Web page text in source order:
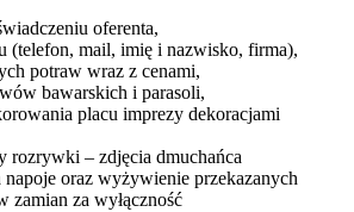
oferenta,
(telefon, mail, imię i nazwisko, firma),
potraw wraz z cenami,
bawarskich i parasoli,
placu imprezy dekoracjami
rozrywki – zdjęcia dmuchańca
oraz wyżywienie przekazanych
zamian za wyłączność